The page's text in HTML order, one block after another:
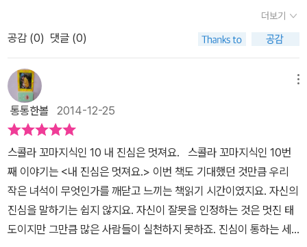
이와 같은 좋은 마음과 말이 일치하는 참된 나는 어떤 모습일지 서로
이 유리한 방향으로 눈에 보이는 거짓말을 하지요. 양을 잃어버린게
아닌 양이 냇가에 빠져서 구해주다가 늦었대나 뭐래나? ㅋㅋ 자신에
아는 똘똘이. 똘똘이의 거짓말은 친구 진심이에게도 자신이 유리한
방향으로 이야기 해요.늑대가 나타나서 무섭다나 뭐래나?거짓말은
나와 다른 살마의 관계를 망가뜨리는 아주 나쁜 자신만의 이기심이지
요.그 이야기도 옆에 보면 만화형식의 일러스트가 돋보입니다. 양치
기 소년은 과연 깨닫게 될까요?상대방을 진심으로 대하고,자신의 행
동과 말에 같아야 하고,솔직하게 표현하는 것!내 진심은 멋져요를 통
해서우리 아이가 읽으면서 깨닫게 되는 바가 있을거라 생각되네요.아
무리 잔소리해도,아무리 자기 자신이 깨닫지 않은 듯,쓰디 쓴 말도 들
어오지 않게 마련이지요. 진정성이 무엇인지를 곳곳에 숨겨진 보물
빠라고 답하는 3살 꼬맹이처럼요 ^^하지만 아이들이 커가면서 거짓
말은 꼭 잡아주어야 할 행동임에 분명합니다.남을 속이거나 자신을
변명하기 위한 거짓말 말고도 참 다양한 상황들이 있을텐데..조금 더
범위를 넓혀 진정성과 진심에 대한 이야기를 담고 있는 책을만나게
되었네요. 스콜라의 꼬마지식인 시리즈 중 10번째 책입니다.꼬마지
식인은 아이가 알아야 할 기본 지식을 그림과 함께 배우는 저학년 지
식 정보책이라고 해요.초등 저학년 교과서에 등장하는 주제들을 다양
하게 다루고 있다고 합니다.앞에 잠깐 썼듯이 진정성에 관한 이야기
를 양치기 소년 똘똘이와 친구 진심이, 그리고 양들을 통해 알아보아
요. 똑똑하고 영리하긴 한데 뭐든 대충하는 양치기 소년 똘똘이.뭐든
건성건성 대충하네요. 요렇게 사이드면을 할애해서 만화 형식으로 다
루어야 할 내용들을 콕콕 짚어주고 있어요.우리 아이들도 하기 싫다
더보기
공감 (0) 댓글 (0)
통통한볼 2014-12-25
스콜라 꼬마지식인 10 내 진심은 멋져요. 스콜라 꼬마지식인 10번
째 이야기는 <내 진심은 멋져요.> 이번 책도 기대했던 것만큼 우리
작은 녀석이 무엇인가를 깨닫고 느끼는 책읽기 시간이였지요. 자신의
진심을 말하기는 쉽지 않지요. 자신이 잘못을 인정하는 것은 멋진 태
도이지만 그만큼 많은 사람들이 실천하지 못하죠. 진심이 통하는 세